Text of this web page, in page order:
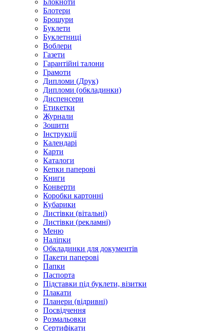
Блокноти
Блотери
Брошури
Буклети
Буклетниці
Воблери
Газети
Гарантійні талони
Грамоти
Дипломи (Друк)
Дипломи (обкладинки)
Диспенсери
Етикетки
Журнали
Зошити
Інструкції
Календарі
Карти
Каталоги
Кепки паперові
Книги
Конверти
Коробки картонні
Кубарики
Листівки (вітальні)
Листівки (рекламні)
Меню
Наліпки
Обкладинки для документів
Пакети паперові
Папки
Паспорта
Підставки під буклети, візитки
Плакати
Планери (відривні)
Посвідчення
Розмальовки
Сертифікати